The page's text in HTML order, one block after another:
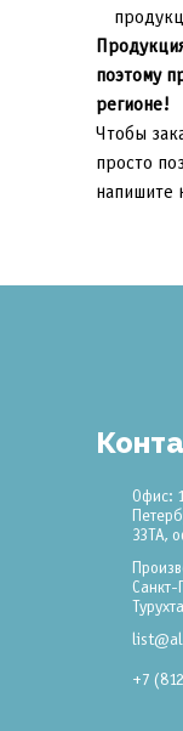
поэтому
регионе!
Чтобы
просто
напишите
Офис:
33ТА,
Санкт-
+7